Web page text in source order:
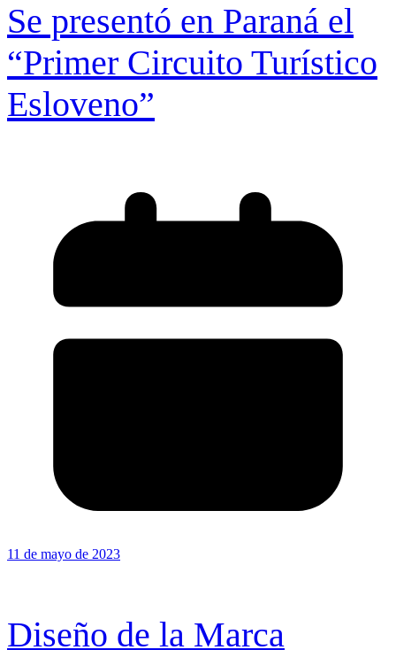
Se presentó en Paraná el
“Primer Circuito Turístico
Esloveno”
11 de mayo de 2023
Diseño de la Marca